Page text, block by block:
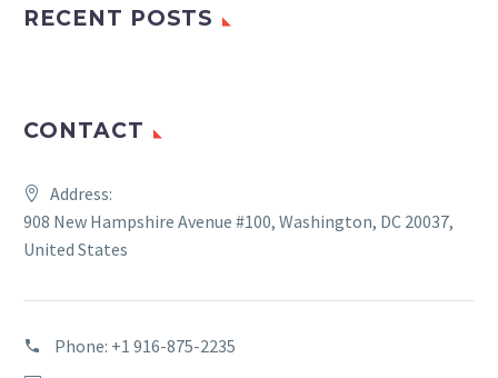
RECENT POSTS
CONTACT
Address:
908 New Hampshire Avenue #100, Washington, DC 20037,
United States
Phone: +1 916-875-2235